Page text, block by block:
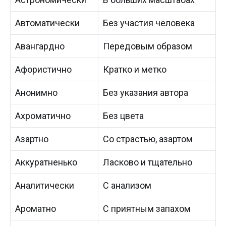
Автоматически Без участия человека
Авангардно Передовым образом
Афористично Кратко и метко
Анонимно Без указания автора
Ахроматично Без цвета
Азартно Со страстью, азартом
Аккуратненько Ласково и тщательно
Аналитически С анализом
Ароматно С приятным запахом